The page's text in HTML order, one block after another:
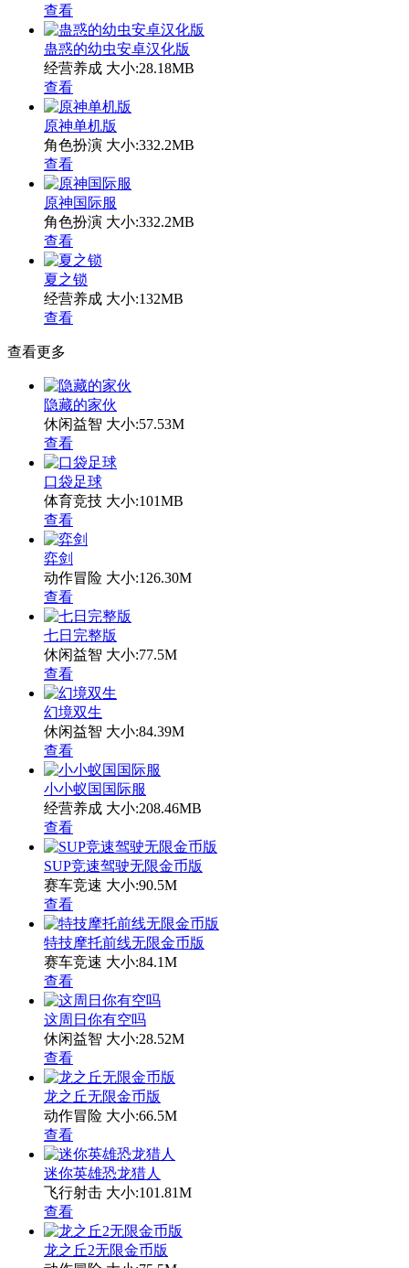
查看
蛊惑的幼虫安卓汉化版
经营养成 大小:28.18MB
查看
原神单机版
角色扮演 大小:332.2MB
查看
原神国际服
角色扮演 大小:332.2MB
查看
夏之锁
经营养成 大小:132MB
查看
查看更多
隐藏的家伙
休闲益智 大小:57.53M
查看
口袋足球
体育竞技 大小:101MB
查看
弈剑
动作冒险 大小:126.30M
查看
七日完整版
休闲益智 大小:77.5M
查看
幻境双生
休闲益智 大小:84.39M
查看
小小蚁国国际服
经营养成 大小:208.46MB
查看
SUP竞速驾驶无限金币版
赛车竞速 大小:90.5M
查看
特技摩托前线无限金币版
赛车竞速 大小:84.1M
查看
这周日你有空吗
休闲益智 大小:28.52M
查看
龙之丘无限金币版
动作冒险 大小:66.5M
查看
迷你英雄恐龙猎人
飞行射击 大小:101.81M
查看
龙之丘2无限金币版